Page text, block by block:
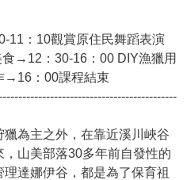
11：10觀賞原住民舞蹈表演
→12：30-16：00 DIY漁獵用
→16：00課程結束
為主之外，在靠近溪川峽谷
山美部落30多年前自發性的
達娜伊谷，都是為了保育祖